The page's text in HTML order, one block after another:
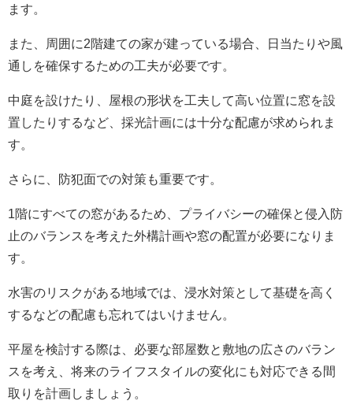
ます。
また、周囲に2階建ての家が建っている場合、日当たりや風
通しを確保するための工夫が必要です。
中庭を設けたり、屋根の形状を工夫して高い位置に窓を設
置したりするなど、採光計画には十分な配慮が求められま
す。
さらに、防犯面での対策も重要です。
1階にすべての窓があるため、プライバシーの確保と侵入防
止のバランスを考えた外構計画や窓の配置が必要になりま
す。
水害のリスクがある地域では、浸水対策として基礎を高く
するなどの配慮も忘れてはいけません。
平屋を検討する際は、必要な部屋数と敷地の広さのバラン
スを考え、将来のライフスタイルの変化にも対応できる間
取りを計画しましょう。